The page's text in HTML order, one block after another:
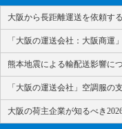
大阪から長距離運送を依頼す
「大阪の運送会社：大阪商運
熊本地震による輸配送影響に
「大阪の運送会社」空調服の
大阪の荷主企業が知るべき